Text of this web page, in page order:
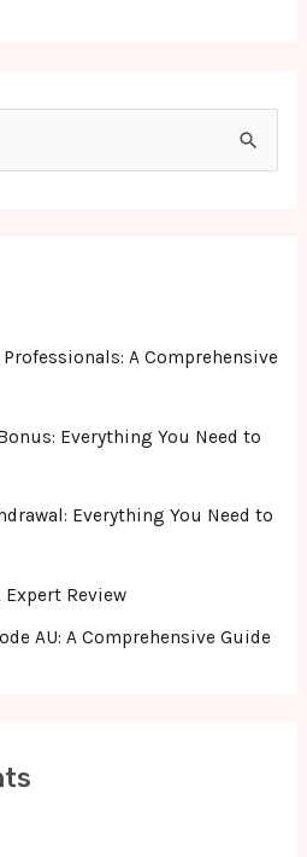
A Comprehensive
Everything You Need to
Everything You Need to
Review
AU: A Comprehensive Guide